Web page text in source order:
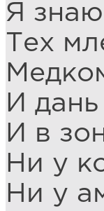
Я
Тех
И дань
И в
Ни у
Ни у